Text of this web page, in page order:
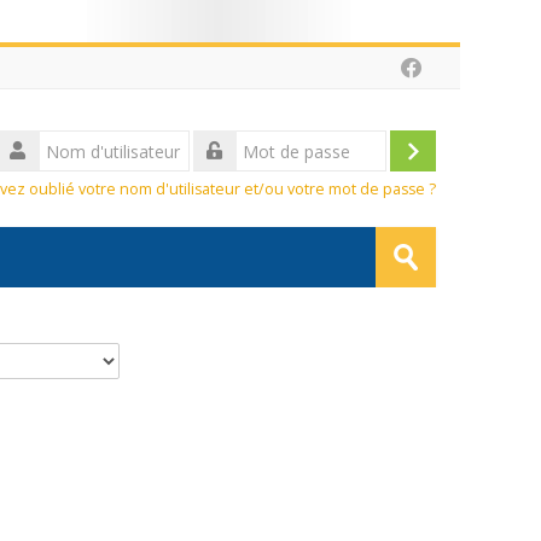
Connexion
oublié votre nom d'utilisateur et/ou votre mot de passe ?
cours
Envoyer